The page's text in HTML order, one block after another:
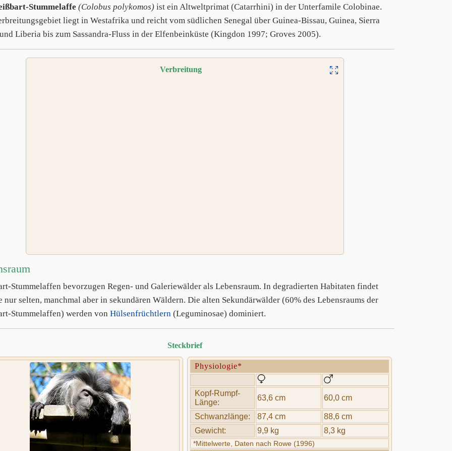
Stummelaffe (Colobus polykomos) ist ein Altweltprimat (Catarrhini) in der Unterfamile Colobinae.
liegt in Westafrika und reicht vom südlichen Senegal über Guinea-Bissau, Guinea, Sierra
Liberia bis zum Sassandra-Fluss in der Elfenbeinküste (Kingdon 1997; Groves 2005).
Verbreitung
Stummelaffen bevorzugen Regen- und Galeriewälder als Lebensraum. In degradierten Habitaten findet
nur selten, manchmal aber in sekundären Wäldern. Die alten Sekundärwälder (60% des Lebensraums der
Stummelaffen) werden von Hülsenfrüchtlern (Leguminosae) dominiert.
Steckbrief
Physiologie*
Kopf-Rumpf-
Länge:
63,6 cm 60,0 cm
Schwanzlänge: 87,4 cm
88,6 cm
Gewicht:
9,9 kg 8,3 kg
*Mittelwerte, Daten nach Rowe (1996)